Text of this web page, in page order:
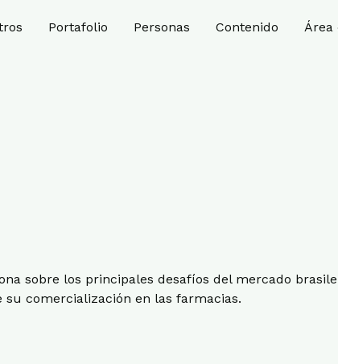
Portafolio Personas Contenido Área
sobre los principales desafíos del mercado
comercialización en las farmacias.